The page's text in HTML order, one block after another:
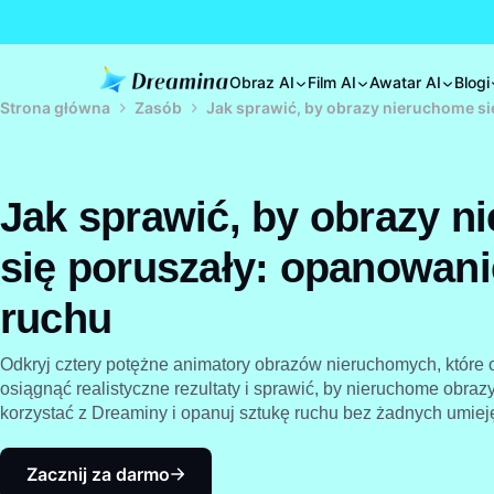
Obraz AI Film AI Awatar AI Blogi
Strona główna
Zasób Jak sprawić, by obrazy nieruchome
Jak sprawić, by obrazy
się poruszały:
ruchu
Odkryj cztery potężne animatory obrazów nieruchomych, które
osiągnąć realistyczne rezultaty i sprawić, by nieruchome
korzystać z Dreaminy i opanuj sztukę ruchu bez żadnych
Zacznij za darmo